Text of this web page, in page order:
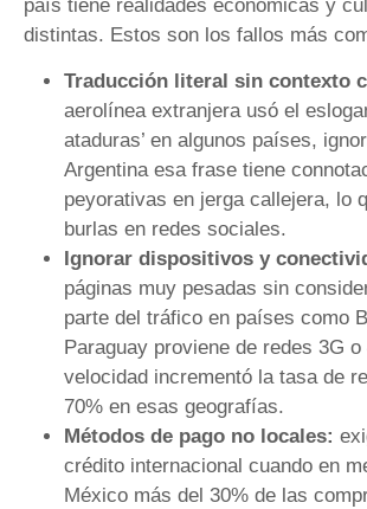
país tiene realidades económicas y
distintas. Estos son los fallos más
Traducción literal sin contexto
aerolínea extranjera usó el
ataduras’ en algunos países,
Argentina esa frase tiene
peyorativas en jerga callejera, lo
burlas en redes sociales.
Ignorar dispositivos y
páginas muy pesadas sin
parte del tráfico en países como
Paraguay proviene de redes 3G
velocidad incrementó la tasa de
70% en esas geografías.
Métodos de pago no locales:
crédito internacional cuando en
México más del 30% de las